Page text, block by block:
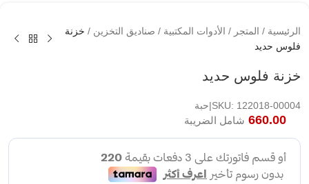
الرئيسية / المتجر / الأدوات المكتبية / صناديق التخزين / خزنة
فلوس حديد
خزنة فلوس حديد
SKU: 122018-00004|حبة
660.00 شامل الضريبة